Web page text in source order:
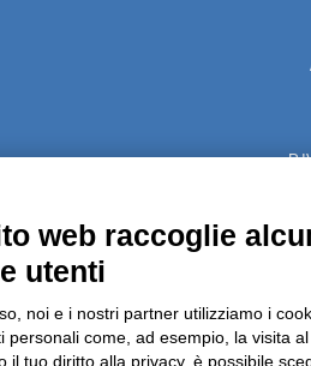
web raccoglie
utenti
noi e i nostri partner utilizziamo i
personali come, ad esempio, la visita
il tuo diritto alla privacy, è possibile